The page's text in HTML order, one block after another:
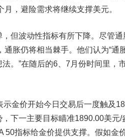
，避险需求将继续支撑美元。
波动性指标有所下降。尽管通
胀仍将相当棘手。他们认为“通
。”在随后的6、7月份时间里，
价开始今日交易后一度触及
下一主要目标瞄准1890.00美元
50指标给金价提供支撑。假如金